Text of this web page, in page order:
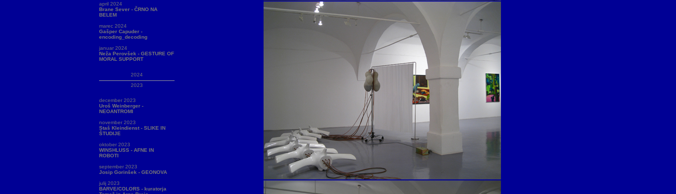
april 2024
Brane Sever - ČRNO NA
BELEM
marec 2024
Gašper Capuder -
encoding_decoding
januar 2024
Neža Perovšek - GESTURE OF
MORAL SUPPORT
2024
2023
december 2023
Uroš Weinberger -
NEOANTROMI
november 2023
Staš Kleindienst - SLIKE IN
ŠTUDIJE
oktober 2023
WINSHLUSS - AFNE IN
ROBOTI
september 2023
Josip Gorinšek - GEONOVA
julij 2023
BARVE/COLORS - kuratorja